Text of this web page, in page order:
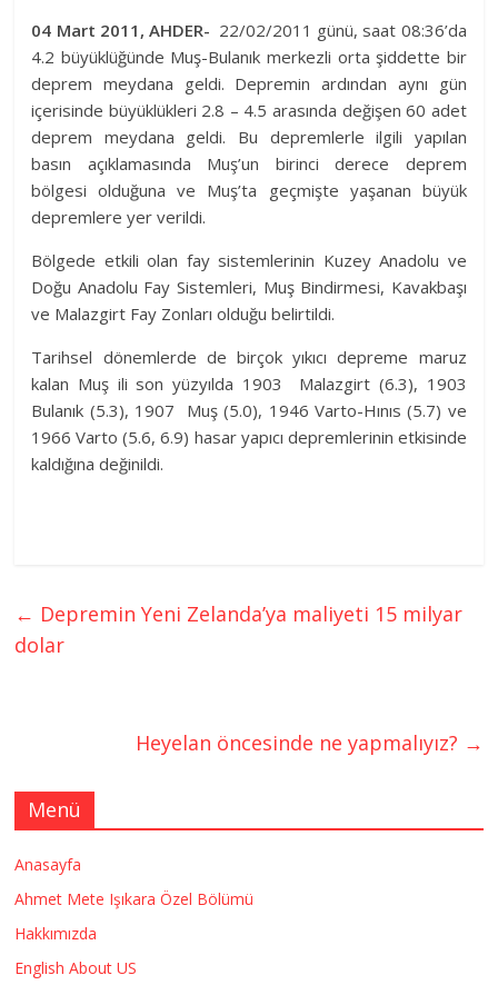
04 Mart 2011, AHDER- 22/02/2011 günü, saat 08:36’da
4.2 büyüklüğünde Muş-Bulanık merkezli orta şiddette bir
deprem meydana geldi. Depremin ardından aynı gün
içerisinde büyüklükleri 2.8 – 4.5 arasında değişen 60 adet
deprem meydana geldi. Bu depremlerle ilgili yapılan
basın açıklamasında Muş’un birinci derece deprem
bölgesi olduğuna ve Muş’ta geçmişte yaşanan büyük
depremlere yer verildi.
Bölgede etkili olan fay sistemlerinin Kuzey Anadolu ve
Doğu Anadolu Fay Sistemleri, Muş Bindirmesi, Kavakbaşı
ve Malazgirt Fay Zonları olduğu belirtildi.
Tarihsel dönemlerde de birçok yıkıcı depreme maruz
kalan Muş ili son yüzyılda 1903 Malazgirt (6.3), 1903
Bulanık (5.3), 1907 Muş (5.0), 1946 Varto-Hınıs (5.7) ve
1966 Varto (5.6, 6.9) hasar yapıcı depremlerinin etkisinde
kaldığına değinildi.
← Depremin Yeni Zelanda’ya maliyeti 15 milyar
dolar
Heyelan öncesinde ne yapmalıyız? →
Menü
Anasayfa
Ahmet Mete Işıkara Özel Bölümü
Hakkımızda
English About US